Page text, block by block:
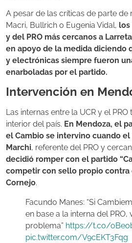
A pesar de las críticas de parte de
Macri, Bullrich o Eugenia Vidal, los
y del PRO más cercanos a
en apoyo de la medida diciendo
y electrónicas siempre fueron
enarboladas por el partido.
Intervención en
Las internas entre la UCR y el
interior del país. En Mendoza, el
el Cambio se intervino cuando
Marchi, referente del PRO y
decidió romper con el partido
competir con sello propio
Cornejo.
Facundo Manes: “Si
en base a la interna del
problema” https://t.co/
pic.twitter.com/V9cEKT3Fqg